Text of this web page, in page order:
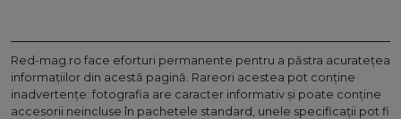
Red-mag.ro face eforturi permanente pentru a păstra acurateţea
informaţiilor din acestă pagină. Rareori acestea pot conţine
inadvertenţe: fotografia are caracter informativ şi poate conţine
accesorii neincluse în pachetele standard, unele specificaţii pot fi